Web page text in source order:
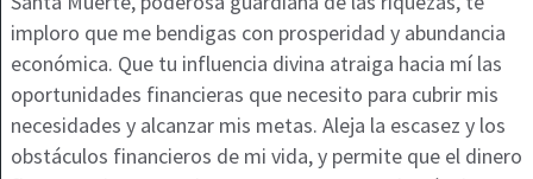
imploro que me bendigas con prosperidad y abundancia
económica. Que tu influencia divina atraiga hacia mí las
oportunidades financieras que necesito para cubrir mis
necesidades y alcanzar mis metas. Aleja la escasez y los
obstáculos financieros de mi vida, y permite que el dinero